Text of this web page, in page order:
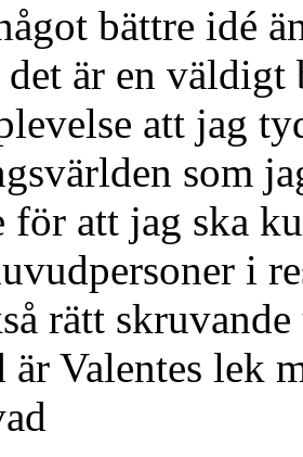
bättre idé
det är en
att jag
som
för att jag ska
i
rätt
är Valentes lek